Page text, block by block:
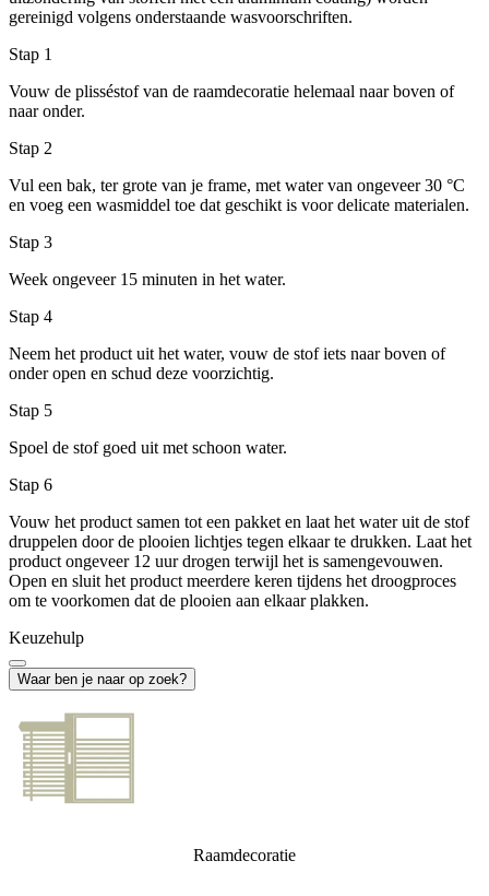
gereinigd volgens onderstaande wasvoorschriften.
Stap 1
Vouw de plisséstof van de raamdecoratie helemaal naar boven of
naar onder.
Stap 2
Vul een bak, ter grote van je frame, met water van ongeveer 30 °C
en voeg een wasmiddel toe dat geschikt is voor delicate materialen.
Stap 3
Week ongeveer 15 minuten in het water.
Stap 4
Neem het product uit het water, vouw de stof iets naar boven of
onder open en schud deze voorzichtig.
Stap 5
Spoel de stof goed uit met schoon water.
Stap 6
Vouw het product samen tot een pakket en laat het water uit de stof
druppelen door de plooien lichtjes tegen elkaar te drukken. Laat het
product ongeveer 12 uur drogen terwijl het is samengevouwen.
Open en sluit het product meerdere keren tijdens het droogproces
om te voorkomen dat de plooien aan elkaar plakken.
Keuzehulp
Waar ben je naar op zoek?
Raamdecoratie